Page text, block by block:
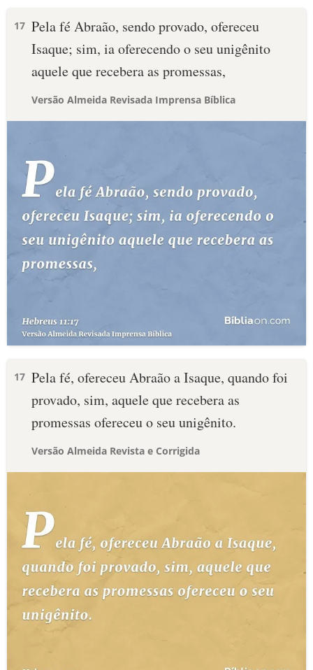
17 Pela fé Abraão, sendo provado, ofereceu
Isaque; sim, ia oferecendo o seu unigênito
aquele que recebera as promessas,
Versão Almeida Revisada Imprensa Bíblica
17 Pela fé, ofereceu Abraão a Isaque, quando foi
provado, sim, aquele que recebera as
promessas ofereceu o seu unigênito.
Versão Almeida Revista e Corrigida